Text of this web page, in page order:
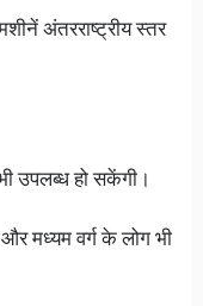
अंतरराष्ट्रीय स्तर
उपलब्ध हो सकेंगी।
मध्यम वर्ग के लोग भी